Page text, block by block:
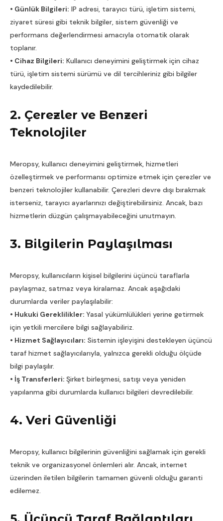
• Günlük Bilgileri: IP adresi, tarayıcı türü, işletim sistemi,
ziyaret süresi gibi teknik bilgiler, sistem güvenliği ve
performans değerlendirmesi amacıyla otomatik olarak
toplanır.
• Cihaz Bilgileri: Kullanıcı deneyimini geliştirmek için cihaz
türü, işletim sistemi sürümü ve dil tercihleriniz gibi bilgiler
kaydedilebilir.
2. Çerezler ve Benzeri
Teknolojiler
Meropsy, kullanıcı deneyimini geliştirmek, hizmetleri
özelleştirmek ve performansı optimize etmek için çerezler ve
benzeri teknolojiler kullanabilir. Çerezleri devre dışı bırakmak
isterseniz, tarayıcı ayarlarınızı değiştirebilirsiniz. Ancak, bazı
hizmetlerin düzgün çalışmayabileceğini unutmayın.
3. Bilgilerin Paylaşılması
Meropsy, kullanıcıların kişisel bilgilerini üçüncü taraflarla
paylaşmaz, satmaz veya kiralamaz. Ancak aşağıdaki
durumlarda veriler paylaşılabilir:
• Hukuki Gereklilikler: Yasal yükümlülükleri yerine getirmek
için yetkili mercilere bilgi sağlayabiliriz.
• Hizmet Sağlayıcıları: Sistemin işleyişini destekleyen üçüncü
taraf hizmet sağlayıcılarıyla, yalnızca gerekli olduğu ölçüde
bilgi paylaşılır.
• İş Transferleri: Şirket birleşmesi, satışı veya yeniden
yapılanma gibi durumlarda kullanıcı bilgileri devredilebilir.
4. Veri Güvenliği
Meropsy, kullanıcı bilgilerinin güvenliğini sağlamak için gerekli
teknik ve organizasyonel önlemleri alır. Ancak, internet
üzerinden iletilen bilgilerin tamamen güvenli olduğu garanti
edilemez.